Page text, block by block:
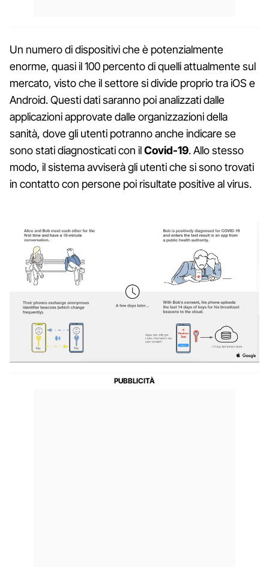
Un numero di dispositivi che è potenzialmente
enorme, quasi il 100 percento di quelli attualmente sul
mercato, visto che il settore si divide proprio tra iOS e
Android. Questi dati saranno poi analizzati dalle
applicazioni approvate dalle organizzazioni della
sanità, dove gli utenti potranno anche indicare se
sono stati diagnosticati con ilCovid-19. Allo stesso
modo, il sistema avviserà gli utenti che si sono trovati
in contatto con persone poi risultate positive al virus.